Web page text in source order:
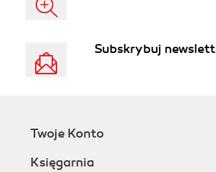
Subskrybuj
Twoje Konto
Księgarnia